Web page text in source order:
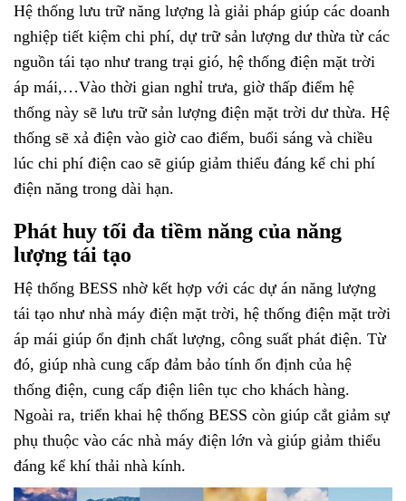
Hệ thống lưu trữ năng lượng là giải pháp giúp các doanh
nghiệp tiết kiệm chi phí, dự trữ sản lượng dư thừa từ các
nguồn tái tạo như trang trại gió, hệ thống điện mặt trời
áp mái,…Vào thời gian nghỉ trưa, giờ thấp điểm hệ
thống này sẽ lưu trữ sản lượng điện mặt trời dư thừa. Hệ
thống sẽ xả điện vào giờ cao điểm, buổi sáng và chiều
lúc chi phí điện cao sẽ giúp giảm thiểu đáng kể chi phí
điện năng trong dài hạn.
Phát huy tối đa tiềm năng của năng
lượng tái tạo
Hệ thống BESS nhờ kết hợp với các dự án năng lượng
tái tạo như nhà máy điện mặt trời, hệ thống điện mặt trời
áp mái giúp ổn định chất lượng, công suất phát điện. Từ
đó, giúp nhà cung cấp đảm bảo tính ổn định của hệ
thống điện, cung cấp điện liên tục cho khách hàng.
Ngoài ra, triển khai hệ thống BESS còn giúp cắt giảm sự
phụ thuộc vào các nhà máy điện lớn và giúp giảm thiểu
đáng kể khí thải nhà kính.